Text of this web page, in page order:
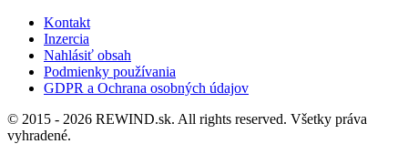
Kontakt
Inzercia
Nahlásiť obsah
Podmienky používania
GDPR a Ochrana osobných údajov
© 2015 - 2026 REWIND.sk. All rights reserved. Všetky práva
vyhradené.